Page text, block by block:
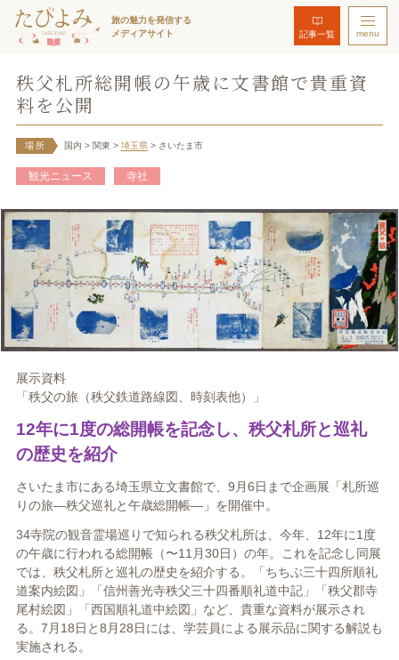
旅の魅力を発信する
メディアサイト
記事一覧 menu
秩父札所総開帳の午歳に文書館で貴重資
料を公開
場所 国内 > 関東 > 埼玉県 > さいたま市
観光ニュース 寺社
展示資料
「秩父の旅（秩父鉄道路線図、時刻表他）」
12年に1度の総開帳を記念し、秩父札所と巡礼
の歴史を紹介
さいたま市にある埼玉県立文書館で、9月6日まで企画展「札所巡
りの旅―秩父巡礼と午歳総開帳―」を開催中。
34寺院の観音霊場巡りで知られる秩父札所は、今年、12年に1度
の午歳に行われる総開帳（〜11月30日）の年。これを記念し同展
では、秩父札所と巡礼の歴史を紹介する。「ちちぶ三十四所順礼
道案内絵図」「信州善光寺秩父三十四番順礼道中記」「秩父郡寺
尾村絵図」「西国順礼道中絵図」など、貴重な資料が展示され
る。7月18日と8月28日には、学芸員による展示品に関する解説も
実施される。